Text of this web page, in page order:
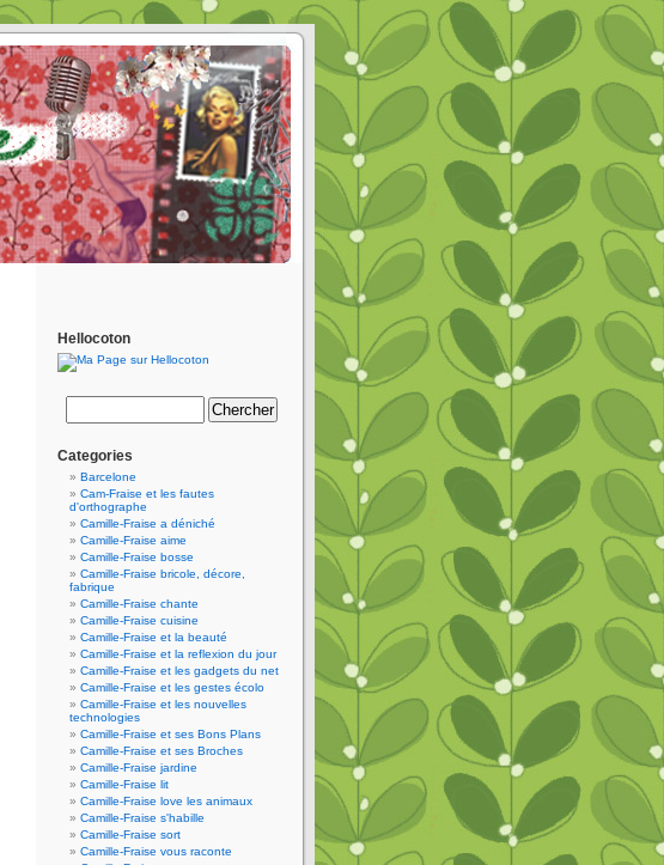
Hellocoton
Categories
Barcelone
Cam-Fraise et les fautes
d'orthographe
Camille-Fraise a déniché
Camille-Fraise aime
Camille-Fraise bosse
Camille-Fraise bricole, décore,
fabrique
Camille-Fraise chante
Camille-Fraise cuisine
Camille-Fraise et la beauté
Camille-Fraise et la reflexion du jour
Camille-Fraise et les gadgets du net
Camille-Fraise et les gestes écolo
Camille-Fraise et les nouvelles
technologies
Camille-Fraise et ses Bons Plans
Camille-Fraise et ses Broches
Camille-Fraise jardine
Camille-Fraise lit
Camille-Fraise love les animaux
Camille-Fraise s'habille
Camille-Fraise sort
Camille-Fraise vous raconte